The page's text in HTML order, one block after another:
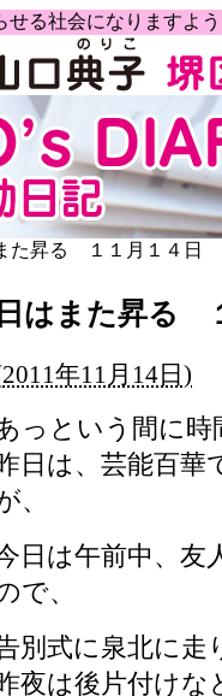
せる社会になります
た昇る １１月１４日
日はまた昇る
2011年11月14日)
っという間に時
日は、芸能百華
、
日は午前中、友
で、
別式に泉北に走
夜は後片付けな